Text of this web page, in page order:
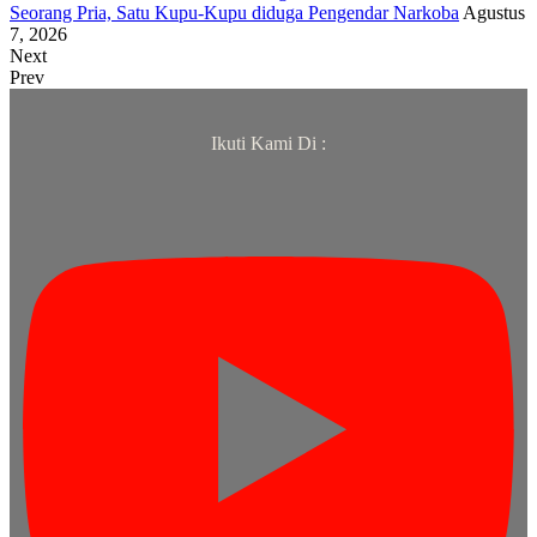
Seorang Pria, Satu Kupu-Kupu diduga Pengendar Narkoba Agustus
7, 2026
Next
Prev
Ikuti Kami Di :